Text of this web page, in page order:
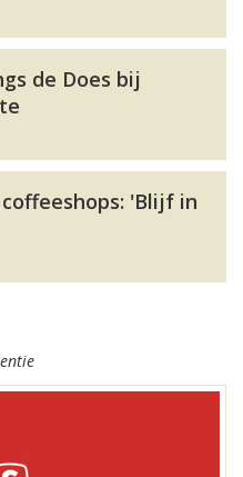
de Does bij
'Blijf in